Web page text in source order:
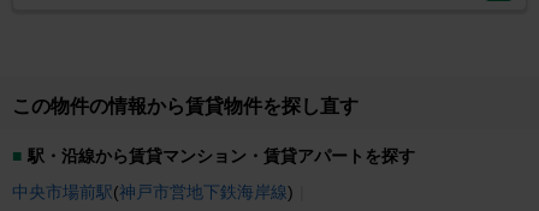
この物件の情報から賃貸物件を探し直す
駅・沿線から賃貸マンション・賃貸アパートを探す
中央市場前駅(神戸市営地下鉄海岸線)